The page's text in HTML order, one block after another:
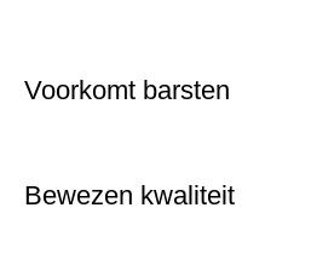
Voorkomt barsten
Bewezen kwaliteit